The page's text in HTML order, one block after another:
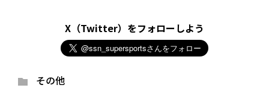
X（Twitter）をフォローしよう
その他